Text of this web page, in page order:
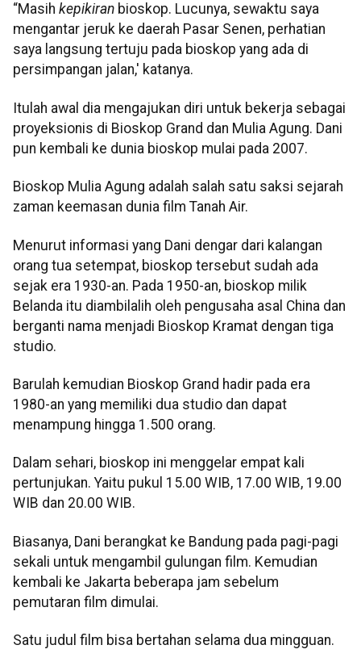
“Masih kepikiran bioskop. Lucunya, sewaktu saya
mengantar jeruk ke daerah Pasar Senen, perhatian
saya langsung tertuju pada bioskop yang ada di
persimpangan jalan,' katanya.
Itulah awal dia mengajukan diri untuk bekerja sebagai
proyeksionis di Bioskop Grand dan Mulia Agung. Dani
pun kembali ke dunia bioskop mulai pada 2007.
Bioskop Mulia Agung adalah salah satu saksi sejarah
zaman keemasan dunia film Tanah Air.
Menurut informasi yang Dani dengar dari kalangan
orang tua setempat, bioskop tersebut sudah ada
sejak era 1930-an. Pada 1950-an, bioskop milik
Belanda itu diambilalih oleh pengusaha asal China dan
berganti nama menjadi Bioskop Kramat dengan tiga
studio.
Barulah kemudian Bioskop Grand hadir pada era
1980-an yang memiliki dua studio dan dapat
menampung hingga 1.500 orang.
Dalam sehari, bioskop ini menggelar empat kali
pertunjukan. Yaitu pukul 15.00 WIB, 17.00 WIB, 19.00
WIB dan 20.00 WIB.
Biasanya, Dani berangkat ke Bandung pada pagi-pagi
sekali untuk mengambil gulungan film. Kemudian
kembali ke Jakarta beberapa jam sebelum
pemutaran film dimulai.
Satu judul film bisa bertahan selama dua mingguan.